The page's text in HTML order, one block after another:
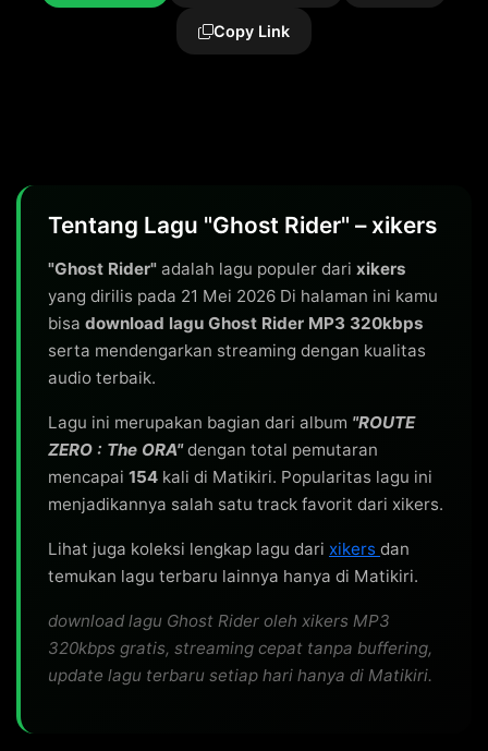
Copy Link
Tentang Lagu "Ghost Rider" – xikers
"Ghost Rider" adalah lagu populer dari xikers
yang dirilis pada 21 Mei 2026 Di halaman ini kamu
bisa download lagu Ghost Rider MP3 320kbps
serta mendengarkan streaming dengan kualitas
audio terbaik.
Lagu ini merupakan bagian dari album "ROUTE
ZERO : The ORA"dengan total pemutaran
mencapai 154 kali di Matikiri. Popularitas lagu ini
menjadikannya salah satu track favorit dari xikers.
Lihat juga koleksi lengkap lagu dari xikers dan
temukan lagu terbaru lainnya hanya di Matikiri.
download lagu Ghost Rider oleh xikers MP3
320kbps gratis, streaming cepat tanpa buffering,
update lagu terbaru setiap hari hanya di Matikiri.